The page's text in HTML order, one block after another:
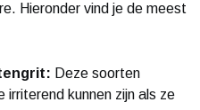
Hieronder vind je de meest
Deze soorten
kunnen zijn als ze